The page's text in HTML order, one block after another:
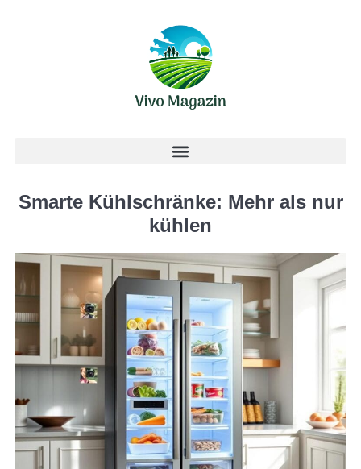
Smarte Kühlschränke: Mehr als nur
kühlen